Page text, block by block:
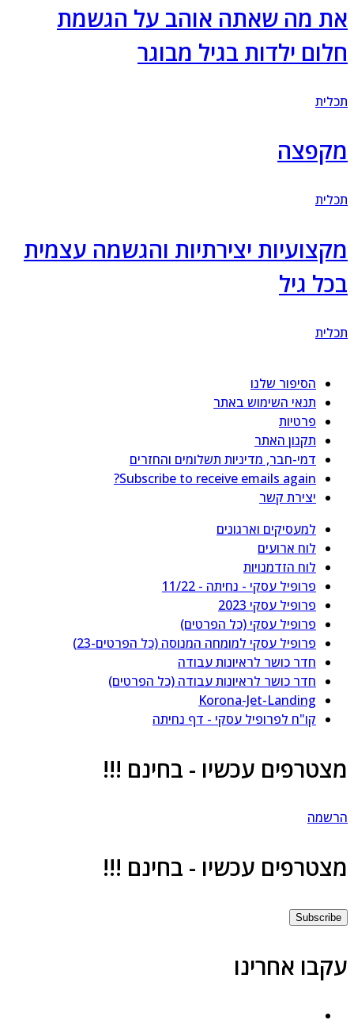
מה שאתה אוהב על הגשמת
ילדות בגיל מבוגר
יצירתיות והגשמה עצמית
גיל
הסיפור שלנו
תנאי השימוש באתר
פרטיות
תקנון האתר
דמי-חבר, מדיניות תשלומים והחזרים
Subscribe to receive emails again?
יצירת קשר
למעסיקים וארגונים
לוח ארועים
לוח הזדמנויות
פרופיל עסקי - נחיתה - 11/22
פרופיל עסקי 2023
פרופיל עסקי (כל הפרטים)
פרופיל עסקי למומחה המנוסה (כל הפרטים-23)
חדר כושר לראיונות עבודה
חדר כושר לראיונות עבודה (כל הפרטים)
Korona-Jet-Landing
קו"ח לפרופיל עסקי - דף נחיתה
עכשיו - בחינם !!!
עכשיו - בחינם !!!
אחרינו